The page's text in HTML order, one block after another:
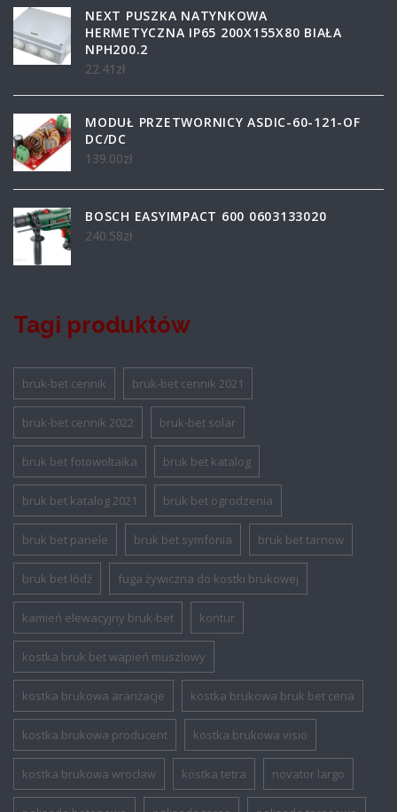
NEXT PUSZKA NATYNKOWA
HERMETYCZNA IP65 200X155X80 BIAŁA
NPH200.2
22.41 zł
MODUŁ PRZETWORNICY ASDIC-60-121-OF
DC/DC
139.00zł
BOSCH EASYIMPACT 600 0603133020
240.58zł
Tagi produktów
bruk-bet cennik bruk-bet cennik 2021
bruk-bet cennik 2022 bruk-bet solar
bruk bet fotowoltaika bruk bet katalog
bruk bet katalog 2021 bruk bet ogrodzenia
bruk bet panele bruk bet symfonia bruk bet tarnow
bruk bet łódź fuga żywiczna do kostki brukowej
kamień elewacyjny bruk-bet kontur
kostka bruk bet wapień muszlowy
kostka brukowa aranżacje kostka brukowa bruk bet cena
kostka brukowa producent kostka brukowa visio
kostka brukowa wrocław kostka tetra novator largo